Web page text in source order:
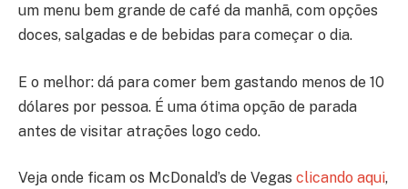
um menu bem grande de café da manhã, com opções
doces, salgadas e de bebidas para começar o dia.
E o melhor: dá para comer bem gastando menos de 10
dólares por pessoa. É uma ótima opção de parada
antes de visitar atrações logo cedo.
Veja onde ficam os McDonald’s de Vegas clicando aqui,